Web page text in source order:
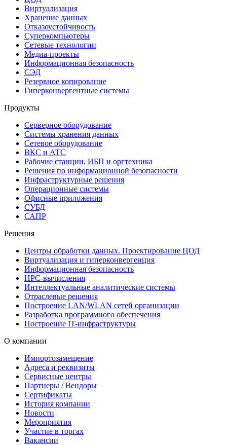
Виртуализация
Хранение данных
Отказоустойчивость
Суперкомпьютеры
Сетевые технологии
Медиа-проекты
Информационная безопасность
СЭД
Резервное копирование
Гиперконвергентные системы
Продукты
Серверное оборудование
Системы хранения данных
Сетевое оборудование
ВКС и АТС
Рабочие станции, ИБП и оргтехника
Решения по информационной безопасности
Инфраструктурные решения
Операционные системы
Офисные приложения
СУБД
САПР
Решения
Центры обработки данных. Проектирование ЦОД
Виртуализация и гиперконвергенция
Информационная безопасность
HPC-вычисления
Интеллектуальные аналитические системы
Отраслевые решения
Построение LAN/WLAN сетей организации
Разработка программного обеспечения
Построение IT-инфраструктуры
О компании
Импортозамещение
Адреса и реквизиты
Сервисные центры
Партнеры / Вендоры
Сертификаты
История компании
Новости
Мероприятия
Участие в торгах
Вакансии